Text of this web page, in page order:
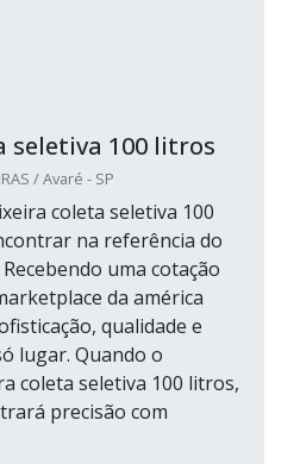
seletiva 100 litros
/ Avaré - SP
coleta seletiva 100
na referência do
uma cotação
da américa
qualidade e
lugar. Quando o
coleta seletiva 100 litros,
precisão com